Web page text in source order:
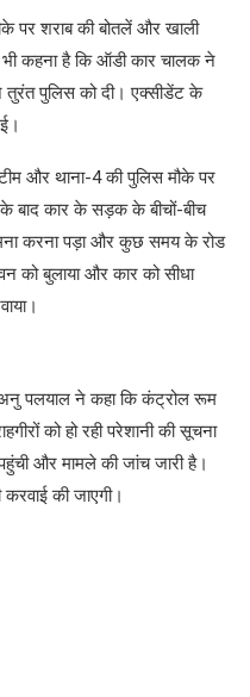
पर शराब की बोतलें और खाली
कहना है कि ऑडी कार चालक ने
तुरंत पुलिस को दी। एक्सीडेंट के
और थाना-4 की पुलिस मौके पर
कार के सड़क के बीचों-बीच
करना पड़ा और कुछ समय के रोड
को बुलाया और कार को सीधा
अनु पलयाल ने कहा कि कंट्रोल रूम
को हो रही परेशानी की सूचना
और मामले की जांच जारी है।
की जाएगी।